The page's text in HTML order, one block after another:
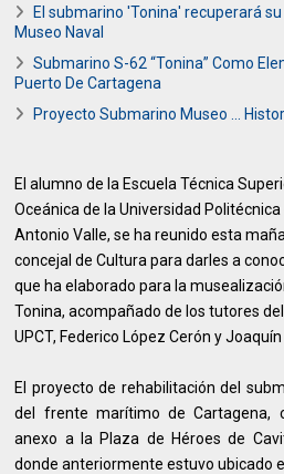
El submarino 'Tonina' recuperará
Museo Naval
Submarino S-62 “Tonina” Como
Puerto De Cartagena
Proyecto Submarino Museo ...
El alumno de la Escuela Técnica
Oceánica de la Universidad
Antonio Valle, se ha reunido esta
concejal de Cultura para darles a
que ha elaborado para la
Tonina, acompañado de los tutores
UPCT, Federico López Cerón y Joaquín
El proyecto de rehabilitación del
del frente marítimo de Cartagena,
anexo a la Plaza de Héroes de
donde anteriormente estuvo ubicado